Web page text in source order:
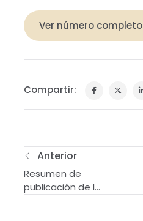
Ver número completo
Compartir:
Anterior
Resumen de
publicación de la